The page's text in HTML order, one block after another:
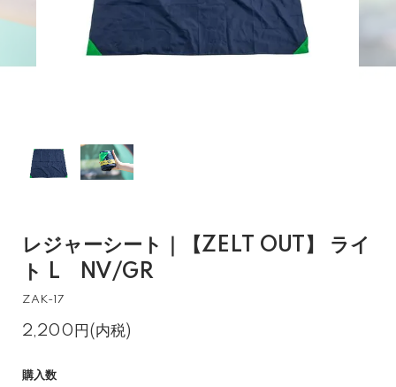
レジャーシート｜【ZELT OUT】 ライ
ト L NV/GR
ZAK-17
2,200円(内税)
購入数